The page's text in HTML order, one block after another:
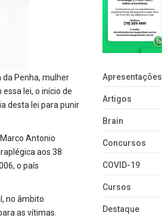
da Penha, mulher
lei, o início de
desta lei para punir
Antonio
aos 38
o país
no âmbito
as vítimas.
Apresentações
Artigos
Brain
Concursos
COVID-19
Cursos
Destaque